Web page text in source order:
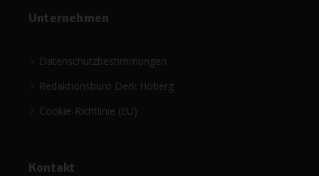
Unternehmen
Datenschutzbestimmungen
Redaktionsbüro Derk Hoberg
Cookie-Richtlinie (EU)
Kontakt